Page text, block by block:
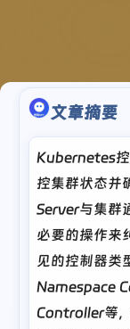
文章摘要
Kubernetes控
控集群状态并
Server与集群
必要的操作来
见的控制器类
Namespace
Controller等